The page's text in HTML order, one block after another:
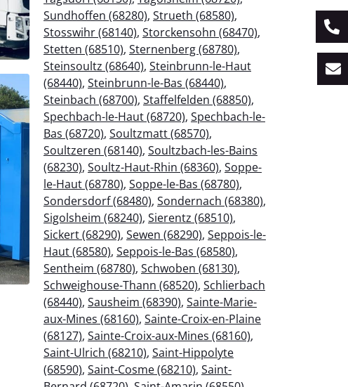
Sundhoffen (68280), Strueth (68580),
Stosswihr (68140), Storckensohn (68470),
Stetten (68510), Sternenberg (68780),
Steinsoultz (68640), Steinbrunn-le-Haut
(68440), Steinbrunn-le-Bas (68440),
Steinbach (68700), Staffelfelden (68850),
Spechbach-le-Haut (68720), Spechbach-le-
Bas (68720), Soultzmatt (68570),
Soultzeren (68140), Soultzbach-les-Bains
(68230), Soultz-Haut-Rhin (68360), Soppe-
le-Haut (68780), Soppe-le-Bas (68780),
Sondersdorf (68480), Sondernach (68380),
Sigolsheim (68240), Sierentz (68510),
Sickert (68290), Sewen (68290), Seppois-le-
Haut (68580), Seppois-le-Bas (68580),
Sentheim (68780), Schwoben (68130),
Schweighouse-Thann (68520), Schlierbach
(68440), Sausheim (68390), Sainte-Marie-
aux-Mines (68160), Sainte-Croix-en-Plaine
(68127), Sainte-Croix-aux-Mines (68160),
Saint-Ulrich (68210), Saint-Hippolyte
(68590), Saint-Cosme (68210), Saint-